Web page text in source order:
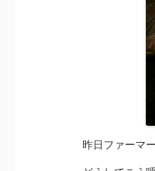
昨日ファーマ